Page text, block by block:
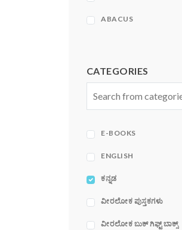
ABACUS
ACE
ADAMS MEDIA
CATEGORIES
E-BOOKS
ENGLISH
ಕನ್ನಡ
ವೀರಲೋಕ ಪುಸ್ತಕಗಳು
ವೀರಲೋಕ ಬುಕ್ ಗಿಫ್ಟ್ ಬಾಕ್ಸ್